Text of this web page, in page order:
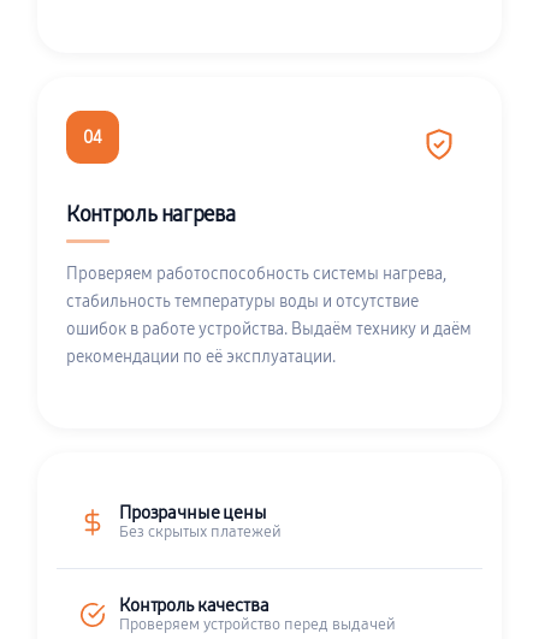
04
Контроль нагрева
Проверяем работоспособность системы нагрева,
стабильность температуры воды и отсутствие
ошибок в работе устройства. Выдаём технику и даём
рекомендации по её эксплуатации.
Прозрачные цены
Без скрытых платежей
Контроль качества
Проверяем устройство перед выдачей